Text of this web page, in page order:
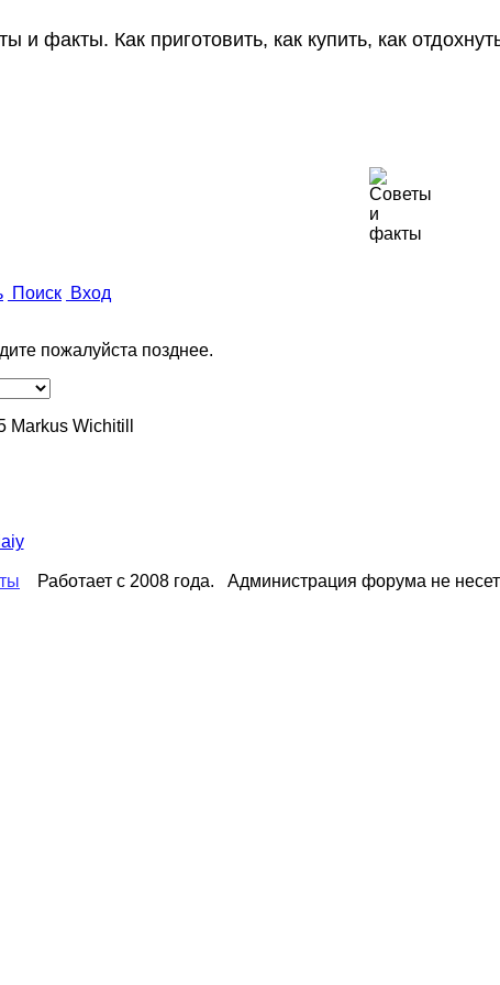
и факты. Как приготовить, как купить, как
Поиск Вход
пожалуйста позднее.
Wichitill
Работает с 2008 года. Администрация форума не